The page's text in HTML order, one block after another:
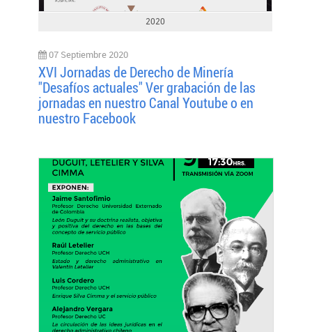
2020
07 Septiembre 2020
XVI Jornadas de Derecho de Minería
"Desafíos actuales" Ver grabación de las
jornadas en nuestro Canal Youtube o en
nuestro Facebook